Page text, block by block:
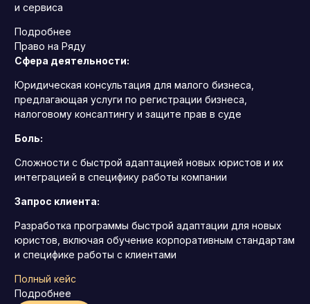
и сервиса
Подробнее
Право на Ряду
Сфера деятельности:
Юридическая консультация для малого бизнеса,
предлагающая услуги по регистрации бизнеса,
налоговому консалтингу и защите прав в суде
Боль:
Сложности с быстрой адаптацией новых юристов и их
интеграцией в специфику работы компании
Запрос клиента:
Разработка программы быстрой адаптации для новых
юристов, включая обучение корпоративным стандартам
и специфике работы с клиентами
Полный кейс
Подробнее